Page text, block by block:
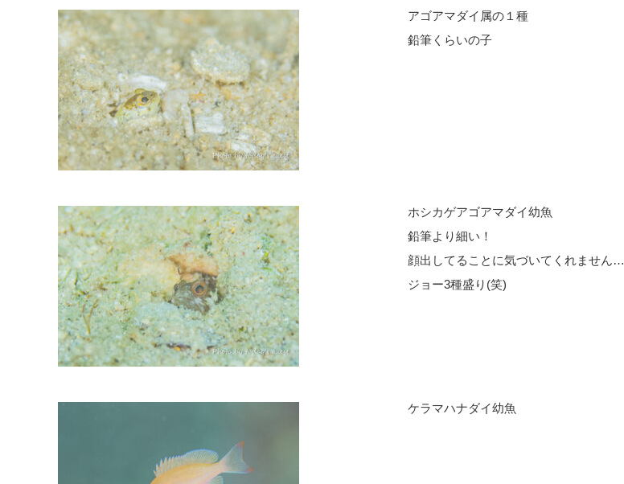
アゴアマダイ属の１種
鉛筆くらいの子
ホシカゲアゴアマダイ幼魚
鉛筆より細い！
顔出してることに気づいてくれません…
ジョー3種盛り(笑)
ケラマハナダイ幼魚